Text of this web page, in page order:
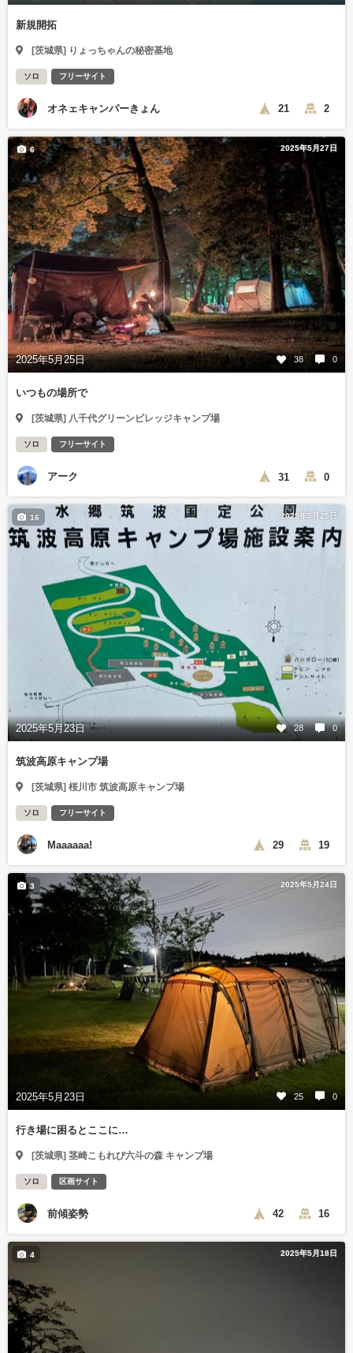
新規開拓
[茨城県] りょっちゃんの秘密基地
ソロ フリーサイト
オネェキャンパーきょん 21 2
2025年5月27日
2025年5月25日 38 0
6
いつもの場所で
[茨城県] 八千代グリーンビレッジキャンプ場
ソロ フリーサイト
アーク 31 0
2025年5月25日
2025年5月23日 28 0
16
筑波高原キャンプ場
[茨城県] 桜川市 筑波高原キャンプ場
ソロ フリーサイト
Maaaaaa! 29 19
2025年5月24日
2025年5月23日 25 0
3
行き場に困るとここに…
[茨城県] 茎崎こもれび六斗の森 キャンプ場
ソロ 区画サイト
前傾姿勢 42 16
2025年5月18日
4